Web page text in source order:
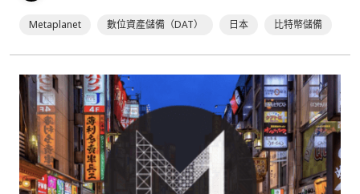
Metaplanet 數位資產儲備（DAT） 日本 比特幣儲備